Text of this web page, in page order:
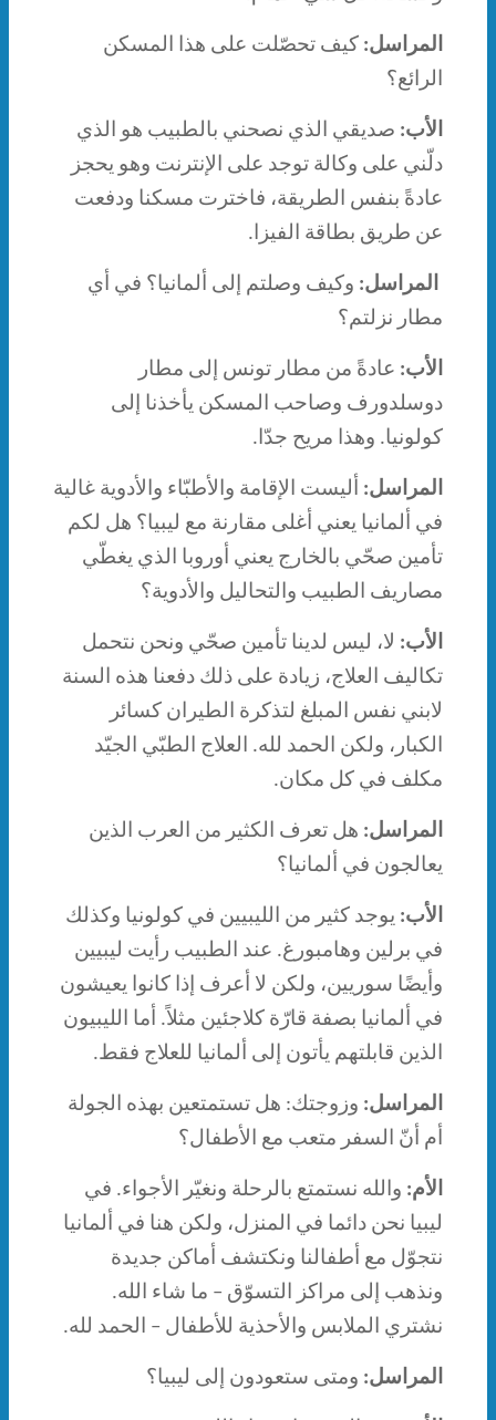
المراسل: كيف تحصّلت على هذا المسكن
الرائع؟
الأب: صديقي الذي نصحني بالطبيب هو الذي
دلّني على وكالة توجد على الإنترنت وهو يحجز
عادةً بنفس الطريقة، فاخترت مسكنا ودفعت
عن طريق بطاقة الفيزا.
المراسل: وكيف وصلتم إلى ألمانيا؟ في أي
مطار نزلتم؟
الأب: عادةً من مطار تونس إلى مطار
دوسلدورف وصاحب المسكن يأخذنا إلى
كولونيا. وهذا مريح جدّا.
المراسل: أليست الإقامة والأطبّاء والأدوية غالية
في ألمانيا يعني أغلى مقارنة مع ليبيا؟ هل لكم
تأمين صحّي بالخارج يعني أوروبا الذي يغطّي
مصاريف الطبيب والتحاليل والأدوية؟
الأب: لا، ليس لدينا تأمين صحّي ونحن نتحمل
تكاليف العلاج، زيادة على ذلك دفعنا هذه السنة
لابني نفس المبلغ لتذكرة الطيران كسائر
الكبار، ولكن الحمد لله. العلاج الطبّي الجيّد
مكلف في كل مكان.
المراسل: هل تعرف الكثير من العرب الذين
يعالجون في ألمانيا؟
الأب: يوجد كثير من الليبيين في كولونيا وكذلك
في برلين وهامبورغ. عند الطبيب رأيت ليبيين
وأيضًا سوريين، ولكن لا أعرف إذا كانوا يعيشون
في ألمانيا بصفة قارّة كلاجئين مثلاً. أما الليبيون
الذين قابلتهم يأتون إلى ألمانيا للعلاج فقط.
المراسل: وزوجتك: هل تستمتعين بهذه الجولة
أم أنّ السفر متعب مع الأطفال؟
الأم: والله نستمتع بالرحلة ونغيّر الأجواء. في
ليبيا نحن دائما في المنزل، ولكن هنا في ألمانيا
نتجوّل مع أطفالنا ونكتشف أماكن جديدة
ونذهب إلى مراكز التسوّق – ما شاء الله.
نشتري الملابس والأحذية للأطفال – الحمد لله.
المراسل: ومتى ستعودون إلى ليبيا؟